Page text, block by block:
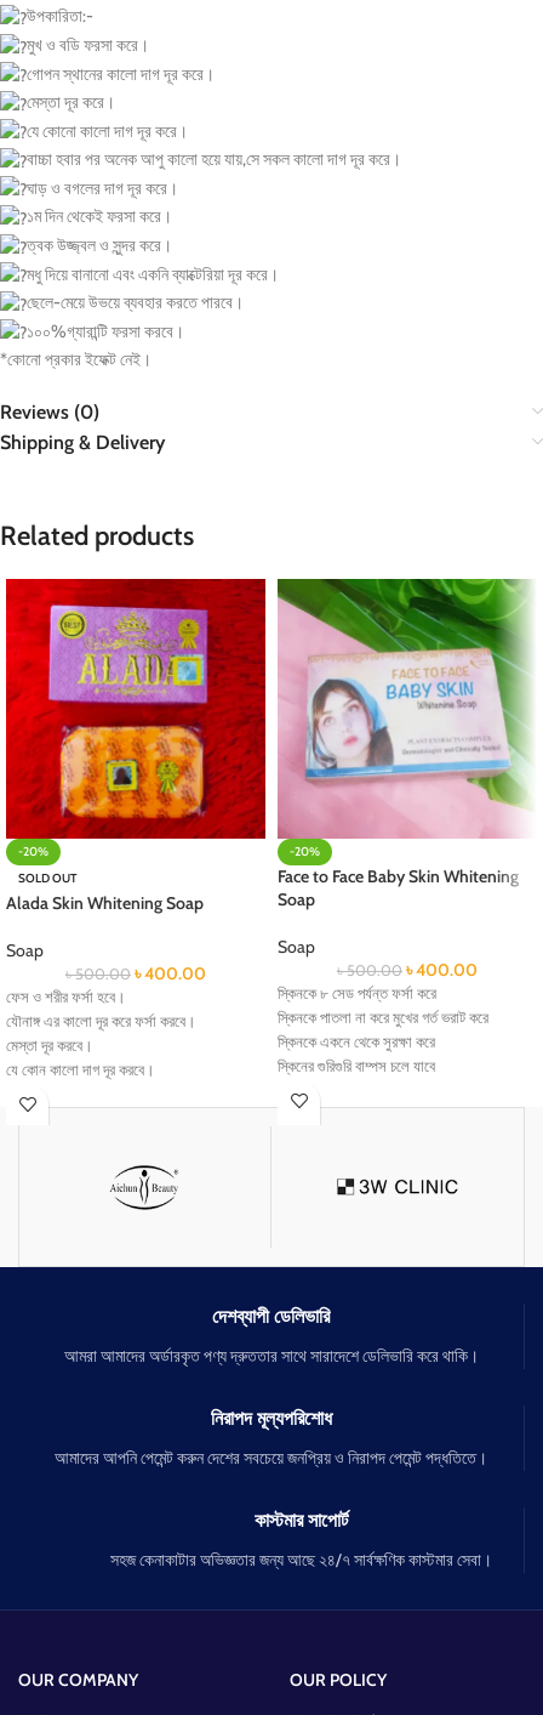
উপকারিতা:-
মুখ ও বডি ফরসা করে।
গোপন স্থানের কালো দাগ দূর করে।
মেস্তা দূর করে।
যে কোনো কালো দাগ দূর করে।
বাচ্চা হবার পর অনেক আপু কালো হয়ে যায়,সে সকল কালো দাগ দূর করে।
ঘাড় ও বগলের দাগ দূর করে।
১ম দিন থেকেই ফরসা করে।
ত্বক উজ্জ্বল ও সুন্দর করে।
মধু দিয়ে বানানো এবং একনি ব্যাক্টেরিয়া দূর করে।
ছেলে-মেয়ে উভয়ে ব্যবহার করতে পারবে।
১০০%গ্যারান্টি ফরসা করবে।
*কোনো প্রকার ইফেক্ট নেই।
Reviews (0)
Shipping & Delivery
Related products
-20%
SOLD OUT
Alada Skin Whitening Soap
Soap
৳500.00 ৳400.00
ফেস ও শরীর ফর্সা হবে।
যৌনাঙ্গ এর কালো দূর করে ফর্সা করবে।
মেস্তা দূর করবে।
যে কোন কালো দাগ দূর করবে।
বাচ্চা হবার পর যে কালচে দাগ হয় সেটা দূর করে।
ত্বকের যে কোন দাগ দূর করে।
ঘাড় ও বগলের কাল দাগ দূর করে।
ত্বক দ্বীগুণ উজ্জল ও ফর্সা করে।
-20%
Face to Face Baby Skin Whitening
Soap
Soap
৳500.00 ৳400.00
স্কিনকে ৮ সেড পর্যন্ত ফর্সা করে
স্কিনকে পাতলা না করে মুখের গর্ত ভরাট করে
স্কিনকে একনে থেকে সুরক্ষা করে
স্কিনের গুরিগুরি বাম্পস চলে যাবে
স্কিনের ভিতরে প্রবেশ করে মোমের মত কাজ করে
দেশব্যাপী ডেলিভারি
আমরা আমাদের অর্ডারকৃত পণ্য দ্রুততার সাথে সারাদেশে ডেলিভারি করে থাকি।
নিরাপদ মূল্যপরিশোধ
আমাদের আপনি পেমেন্ট করুন দেশের সবচেয়ে জনপ্রিয় ও নিরাপদ পেমেন্ট পদ্ধতিতে।
কাস্টমার সাপোর্ট
সহজ কেনাকাটার অভিজ্ঞতার জন্য আছে ২৪/৭ সার্বক্ষণিক কাস্টমার সেবা।
OUR COMPANY
OUR POLICY